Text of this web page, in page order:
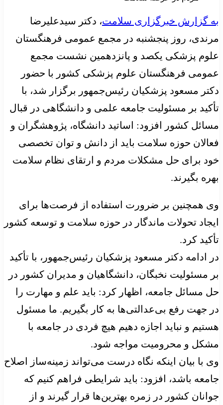
به گزارش خبرگزاری سلامت، دکتر سیدعلیرضا
مرندی، روز پنجشنبه در مجمع عمومی فرهنگستان
علوم پزشکی یکصد و پانزدهمین نشست مجمع
عمومی فرهنگستان علوم پزشکی کشور با حضور
دکتر مسعود پزشکیان رئیس‌جمهور برگزار شد، با
تأکید بر مسئولیت جامعه علمی و دانشگاهی در قبال
مسائل کشور افزود: اساتید دانشگاه، پژوهشگران و
فعالان حوزه سلامت باید از دانش و توان تخصصی
خود برای حل مشکلات مردم و ارتقای نظام سلامت
بهره بگیرند.
وی همچنین بر ضرورت استفاده از فرصت‌ها برای
ایجاد تحولات ماندگار در حوزه سلامت و توسعه کشور
تأکید کرد.
در ادامه دکتر مسعود پزشکیان رئیس‌جمهور، با تأکید
بر مسئولیت نخبگان، دانشگاهیان و مدیران کشور در
حل مسائل جامعه، اظهار کرد: باید علم و مهارت را
در جهت رفع بی‌عدالتی‌ها به کار بگیریم. ما مسئول
هستیم و نباید اجازه دهیم هیچ فردی در جامعه با
مشکل و محرومیت مواجه شود.
وی با بیان اینکه نگاه درست می‌تواند زمینه‌ساز اصلاح
جامعه باشد، افزود: باید شرایطی فراهم کنیم که
جوانان کشور در زمره بهترین‌ها قرار گیرند و از